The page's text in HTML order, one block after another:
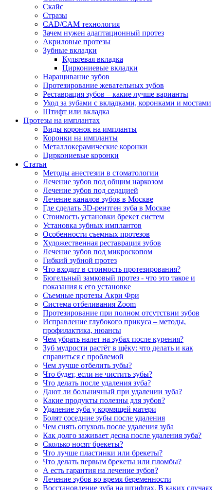
Скайс
Стразы
CAD/CAM технология
Зачем нужен адаптационный протез
Акриловые протезы
Зубные вкладки
Культевая вкладка
Циркониевые вкладки
Наращивание зубов
Протезирование жевательных зубов
Реставрация зубов – какие лучше варианты
Уход за зубами с вкладками, коронками и мостами
Штифт или вкладка
Протезы на имплантах
Виды коронок на импланты
Коронки на импланты
Металлокерамические коронки
Циркониевые коронки
Статьи
Методы анестезии в стоматологии
Лечение зубов под общим наркозом
Лечение зубов под седацией
Лечение каналов зубов в Москве
Где сделать 3D-рентген зуба в Москве
Стоимость установки брекет систем
Установка зубных имплантов
Особенности съемных протезов
Художественная реставрация зубов
Лечение зубов под микроскопом
Гибкий зубной протез
Что входит в стоимость протезирования?
Бюгельный замковый протез - что это такое и
показания к его установке
Съемные протезы Акри Фри
Система отбеливания Zoom
Протезирование при полном отсутствии зубов
Исправление глубокого прикуса – методы,
профилактика, нюансы
Чем убрать налет на зубах после курения?
Зуб мудрости растёт в щёку: что делать и как
справиться с проблемой
Чем лучше отбелить зубы?
Что будет, если не чистить зубы?
Что делать после удаления зуба?
Дают ли больничный при удалении зуба?
Какие продукты полезны для зубов?
Удаление зуба у кормящей матери
Болят соседние зубы после удаления
Чем снять опухоль после удаления зуба
Как долго заживает десна после удаления зуба?
Сколько носят брекеты?
Что лучше пластинки или брекеты?
Что делать первым брекеты или пломбы?
А есть гарантия на лечение зубов?
Лечение зубов во время беременности
Восстановление зуба на штифтах. В каких случаях